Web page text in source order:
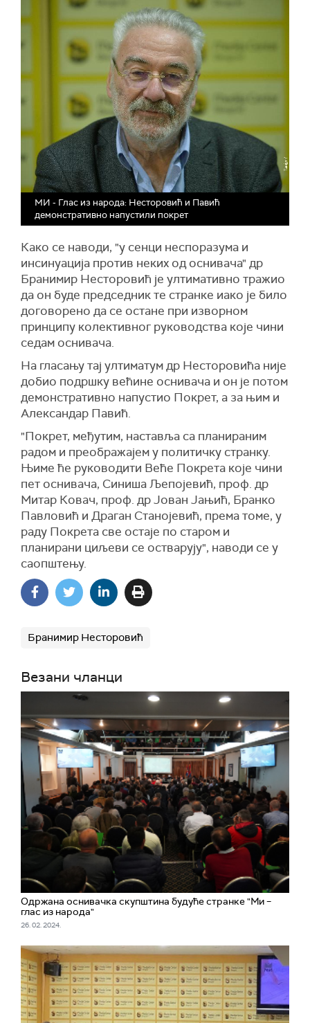
МИ - Глас из народа: Несторовић и Павић
демонстративно напустили покрет
Како се наводи, "у сенци неспоразума и
инсинуација против неких од оснивача" др
Бранимир Несторовић је ултимативно тражио
да он буде председник те странке иако је било
договорено да се остане при изворном
принципу колективног руководства које чини
седам оснивача.
На гласању тај ултиматум др Несторовића није
добио подршку већине оснивача и он је потом
демонстративно напустио Покрет, а за њим и
Александар Павић.
"Покрет, међутим, наставља са планираним
радом и преображајем у политичку странку.
Њиме ће руководити Веће Покрета које чини
пет оснивача, Синиша Љепојевић, проф. др
Митар Ковач, проф. др Јован Јањић, Бранко
Павловић и Драган Станојевић, према томе, у
раду Покрета све остаје по старом и
планирани циљеви се остварују", наводи се у
саопштењу.
Бранимир Несторовић
Везани чланци
Одржана оснивачка скупштина будуће странке "Ми –
глас из народа"
26. 02. 2024.